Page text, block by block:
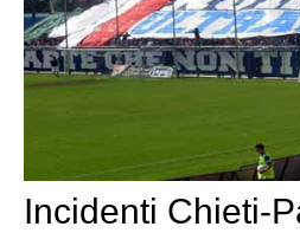
Incidenti Chieti-